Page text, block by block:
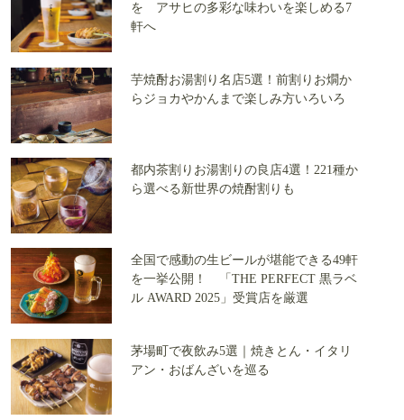
を アサヒの多彩な味わいを楽しめる7
軒へ
芋焼酎お湯割り名店5選！前割りお燗か
らジョカやかんまで楽しみ方いろいろ
都内茶割りお湯割りの良店4選！221種か
ら選べる新世界の焼酎割りも
全国で感動の生ビールが堪能できる49軒
を一挙公開！ 「THE PERFECT 黒ラベ
ル AWARD 2025」受賞店を厳選
茅場町で夜飲み5選｜焼きとん・イタリ
アン・おばんざいを巡る